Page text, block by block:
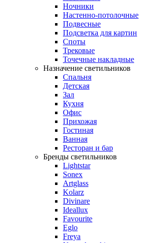
Ночники
Настенно-потолочные
Подвесные
Подсветка для картин
Споты
Трековые
Точечные накладные
Назначение светильников
Спальня
Детская
Зал
Кухня
Офис
Прихожая
Гостиная
Ванная
Ресторан и бар
Бренды светильников
Lightstar
Sonex
Artglass
Kolarz
Divinare
Ideallux
Favourite
Eglo
Freya